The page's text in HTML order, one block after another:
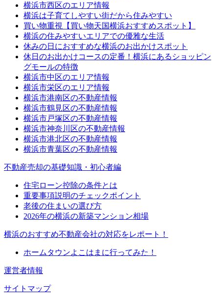
横浜市西区のエリア情報
横浜は子育てしやすい街だから住みやすい
買い物重視【買い物天国横浜おすすめスポット】
横浜の住みやすいエリアでの優雅な生活
休みの日におすすめな横浜のお出かけスポット
休日のお出かけコースの定番！横浜にあるショッピン
グモールの特徴
横浜市中区のエリア情報
横浜市栄区のエリア情報
横浜市港南区の不動産情報
横浜市鶴見区の不動産情報
横浜市戸塚区の不動産情報
横浜市神奈川区の不動産情報
横浜市港北区の不動産情報
横浜市青葉区の不動産情報
不動産売却の基礎知識・初心者編
住宅ローン控除の条件とは
重要事項説明のチェックポイント
老後の住まいの選び方
2026年の横浜の新築マンション相場
横浜のおすすめ不動産会社の対応をレポート！
ホームタウンよこはまに行ってみた！
運営者情報
サイトマップ